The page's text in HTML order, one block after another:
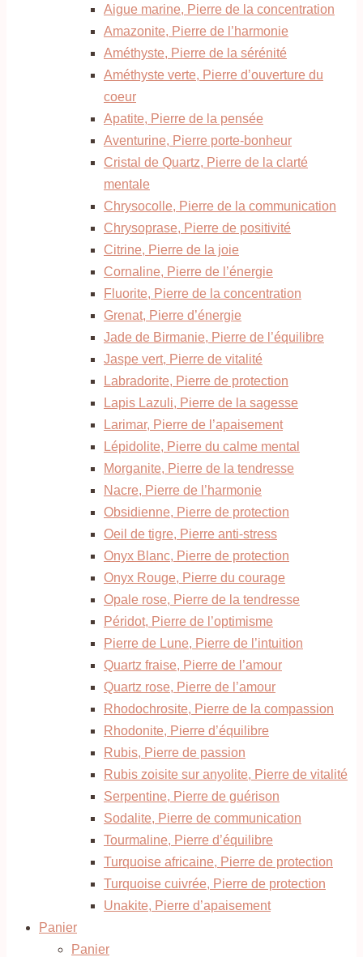
Aigue marine, Pierre de la concentration
Amazonite, Pierre de l’harmonie
Améthyste, Pierre de la sérénité
Améthyste verte, Pierre d’ouverture du
coeur
Apatite, Pierre de la pensée
Aventurine, Pierre porte-bonheur
Cristal de Quartz, Pierre de la clarté
mentale
Chrysocolle, Pierre de la communication
Chrysoprase, Pierre de positivité
Citrine, Pierre de la joie
Cornaline, Pierre de l’énergie
Fluorite, Pierre de la concentration
Grenat, Pierre d’énergie
Jade de Birmanie, Pierre de l’équilibre
Jaspe vert, Pierre de vitalité
Labradorite, Pierre de protection
Lapis Lazuli, Pierre de la sagesse
Larimar, Pierre de l’apaisement
Lépidolite, Pierre du calme mental
Morganite, Pierre de la tendresse
Nacre, Pierre de l’harmonie
Obsidienne, Pierre de protection
Oeil de tigre, Pierre anti-stress
Onyx Blanc, Pierre de protection
Onyx Rouge, Pierre du courage
Opale rose, Pierre de la tendresse
Péridot, Pierre de l’optimisme
Pierre de Lune, Pierre de l’intuition
Quartz fraise, Pierre de l’amour
Quartz rose, Pierre de l’amour
Rhodochrosite, Pierre de la compassion
Rhodonite, Pierre d’équilibre
Rubis, Pierre de passion
Rubis zoisite sur anyolite, Pierre de vitalité
Serpentine, Pierre de guérison
Sodalite, Pierre de communication
Tourmaline, Pierre d’équilibre
Turquoise africaine, Pierre de protection
Turquoise cuivrée, Pierre de protection
Unakite, Pierre d’apaisement
Panier
Panier